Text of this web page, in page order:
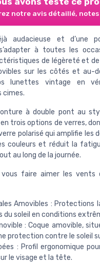
notre avis détaillé,
audacieuse et d’une
à toutes les
de légèreté et
sur les côtés et au-
lunettes vintage en
cimes.
à double pont au
trois options de verres,
polarisé qui amplifie les
couleurs et réduit la
au long de la journée.
faire aimer les vents
Amovibles : Protections
du soleil en conditions
: Coque amovible,
protection contre le soleil
: Profil ergonomique
le visage et la tête.